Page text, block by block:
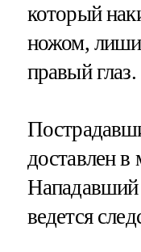
который
ножом,
правый глаз.
доставлен в
Нападавший
ведется